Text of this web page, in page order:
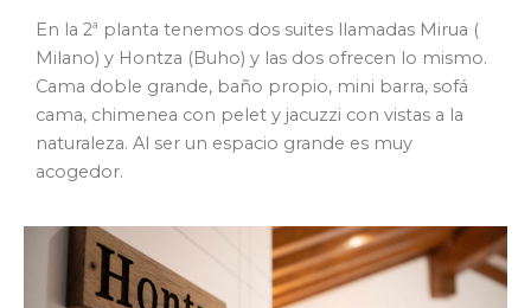
En la 2ª planta tenemos dos suites llamadas Mirua (
Milano) y Hontza (Buho) y las dos ofrecen lo mismo.
Cama doble grande, baño propio, mini barra, sofá
cama, chimenea con pelet y jacuzzi con vistas a la
naturaleza. Al ser un espacio grande es muy
acogedor.